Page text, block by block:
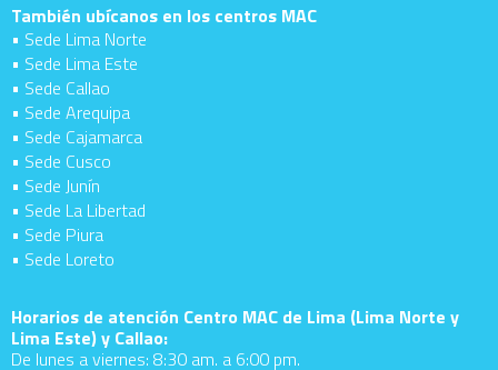
También ubícanos en los centros MAC
• Sede Lima Norte
• Sede Lima Este
• Sede Callao
• Sede Arequipa
• Sede Cajamarca
• Sede Cusco
• Sede Junín
• Sede La Libertad
• Sede Piura
• Sede Loreto
Horarios de atención Centro MAC de Lima (Lima Norte y
Lima Este) y Callao:
De lunes a viernes: 8:30 am. a 6:00 pm.